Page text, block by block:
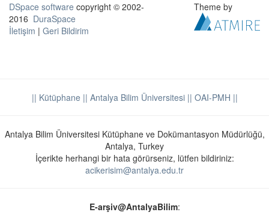
DSpace software copyright © 2002-
2016 DuraSpace
İletişim | Geri Bildirim
Theme by
|| Kütüphane || Antalya Bilim Üniversitesi || OAI-PMH ||
Antalya Bilim Üniversitesi Kütüphane ve Dokümantasyon Müdürlüğü,
Antalya, Turkey
İçerikte herhangi bir hata görürseniz, lütfen bildiriniz:
acikerisim@antalya.edu.tr
E-arşiv@AntalyaBilim: